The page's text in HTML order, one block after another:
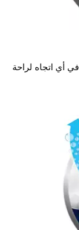
أي اتجاه لراحة